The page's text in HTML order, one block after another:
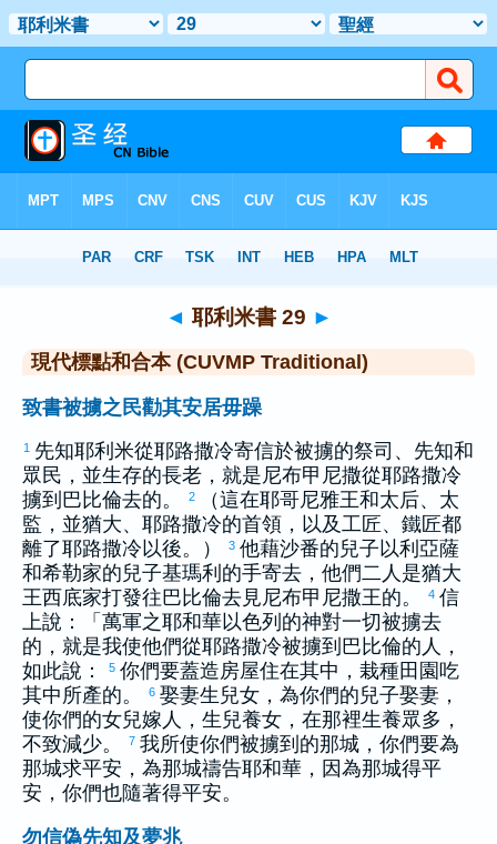
> 耶利米書 29
◄ 耶利米書 29 ►
現代標點和合本 (CUVMP Traditional)
致書被擄之民勸其安居毋躁
1 先知耶利米從耶路撒冷寄信於被擄的祭司、先知和
眾民，並生存的長老，就是尼布甲尼撒從耶路撒冷
擄到 巴比倫去的。 2 （這在耶哥尼雅王和太后、太
監，並猶大、 耶路撒冷的首領，以及工匠、鐵匠都
離了耶路撒冷以後。） 3 他藉沙番的兒子以利亞薩
和希勒家的兒子基瑪利 的手寄去，他們二人是猶大
王西底家打發往 巴比倫去見尼布甲尼撒王的。 4 信
上說：「萬軍之耶和華以色列 的神對一切被擄去
的，就是我使他們從耶路撒冷被擄到 巴比倫的人，
如此說：
5 你們要蓋造房屋住在其中，栽種田園吃
其中所產的。
6 娶妻生兒女，為你們的兒子娶妻，
使你們的女兒嫁人，生兒養女，在那裡生養眾多，
不致減少。
7 我所使你們被擄到的那城，你們要為
那城求平安，為那城禱告耶和華，因為那城得平
安，你們也隨著得平安。
勿信偽先知及夢兆